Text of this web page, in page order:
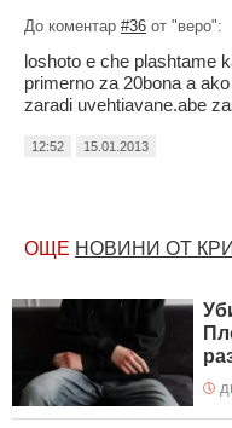
До коментар #36 от "веро":
loshoto e che plashtame
primerno za 20bona a
zaradi uvehtiavane.abe
12:52 15.01.2013
ОЩЕ НОВИНИ ОТ